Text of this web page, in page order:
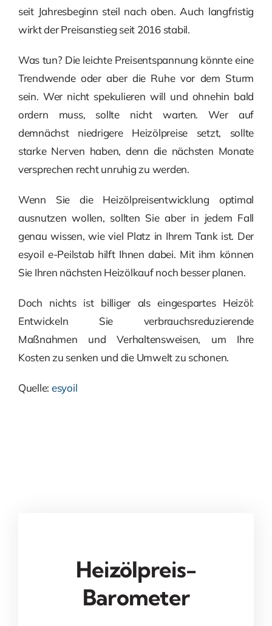
seit Jahresbeginn steil nach oben. Auch langfristig
wirkt der Preisanstieg seit 2016 stabil.
Was tun? Die leichte Preisentspannung könnte eine
Trendwende oder aber die Ruhe vor dem Sturm
sein. Wer nicht spekulieren will und ohnehin bald
ordern muss, sollte nicht warten. Wer auf
demnächst niedrigere Heizölpreise setzt, sollte
starke Nerven haben, denn die nächsten Monate
versprechen recht unruhig zu werden.
Wenn Sie die Heizölpreisentwicklung optimal
ausnutzen wollen, sollten Sie aber in jedem Fall
genau wissen, wie viel Platz in Ihrem Tank ist. Der
esyoil e-Peilstab hilft Ihnen dabei. Mit ihm können
Sie Ihren nächsten Heizölkauf noch besser planen.
Doch nichts ist billiger als eingespartes Heizöl:
Entwickeln Sie verbrauchsreduzierende
Maßnahmen und Verhaltensweisen, um Ihre
Kosten zu senken und die Umwelt zu schonen.
Quelle: esyoil
Heizölpreis-
Barometer